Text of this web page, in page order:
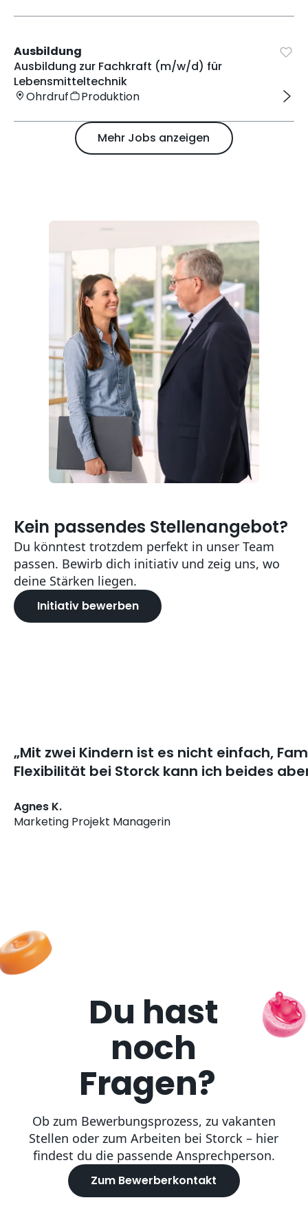
Ausbildung
Ausbildung zur Fachkraft (m/w/d) für
Lebensmitteltechnik
Ohrdruf
Produktion
Mehr Jobs anzeigen
Kein passendes Stellenangebot?
Du könntest trotzdem perfekt in unser Team
passen. Bewirb dich initiativ und zeig uns, wo
deine Stärken liegen.
Initiativ bewerben
„Mit zwei Kindern ist es nicht einfach,
Flexibilität bei Storck kann ich beides
Agnes K.
Marketing Projekt Managerin
Du hast
noch
Fragen?
Ob zum Bewerbungsprozess, zu vakanten
Stellen oder zum Arbeiten bei Storck – hier
findest du die passende Ansprechperson.
Zum Bewerberkontakt